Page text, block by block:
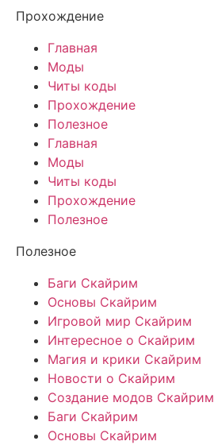
Прохождение
Главная
Моды
Читы коды
Прохождение
Полезное
Главная
Моды
Читы коды
Прохождение
Полезное
Полезное
Баги Скайрим
Основы Скайрим
Игровой мир Скайрим
Интересное о Скайрим
Магия и крики Скайрим
Новости о Скайрим
Создание модов Скайрим
Баги Скайрим
Основы Скайрим